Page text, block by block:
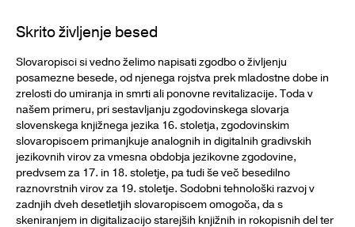
Skrito življenje besed
Slovaropisci si vedno želimo napisati zgodbo o življenju
posamezne besede, od njenega rojstva prek mladostne dobe in
zrelosti do umiranja in smrti ali ponovne revitalizacije. Toda v
našem primeru, pri sestavljanju zgodovinskega slovarja
slovenskega knjižnega jezika 16. stoletja, zgodovinskim
slovaropiscem primanjkuje analognih in digitalnih gradivskih
jezikovnih virov za vmesna obdobja jezikovne zgodovine,
predvsem za 17. in 18. stoletje, pa tudi še več besedilno
raznovrstnih virov za 19. stoletje. Sodobni tehnološki razvoj v
zadnjih dveh desetletjih slovaropiscem omogoča, da s
skeniranjem in digitalizacijo starejših knjižnih in rokopisnih del ter